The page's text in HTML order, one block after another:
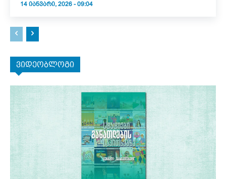
14 ᲘᲐᲜᲕᲐᲠᲘ, 2026 - 09:04
ვიდეობლოგი